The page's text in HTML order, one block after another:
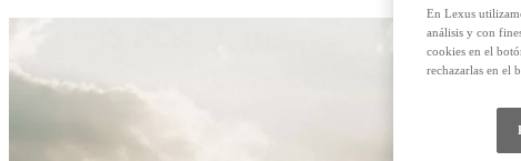
En Lexus
análisis y con
cookies en el
rechazarlas en el